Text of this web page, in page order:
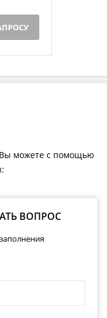
Вы можете с помощью
ВОПРОС